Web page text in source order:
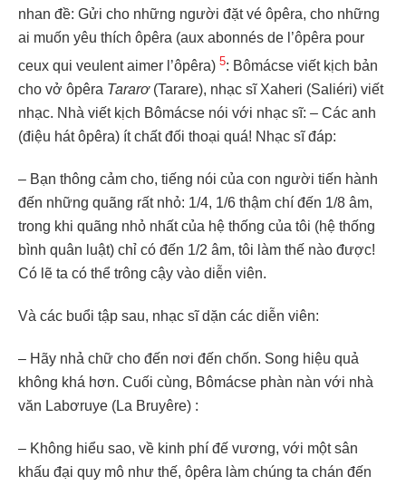
nhan đề: Gửi cho những người đặt vé ôpêra, cho những
ai muốn yêu thích ôpêra (aux abonnés de l’ôpêra pour
ceux qui veulent aimer l’ôpêra) 5: Bômácse viết kịch bản
cho vở ôpêra Tararơ (Tarare), nhạc sĩ Xaheri (Saliéri) viết
nhạc. Nhà viết kịch Bômácse nói với nhạc sĩ: – Các anh
(điệu hát ôpêra) ít chất đối thoại quá! Nhạc sĩ đáp:
– Bạn thông cảm cho, tiếng nói của con người tiến hành
đến những quãng rất nhỏ: 1/4, 1/6 thậm chí đến 1/8 âm,
trong khi quãng nhỏ nhất của hệ thống của tôi (hệ thống
bình quân luật) chỉ có đến 1/2 âm, tôi làm thế nào được!
Có lẽ ta có thể trông cậy vào diễn viên.
Và các buổi tập sau, nhạc sĩ dặn các diễn viên:
– Hãy nhả chữ cho đến nơi đến chốn. Song hiệu quả
không khá hơn. Cuối cùng, Bômácse phàn nàn với nhà
văn Labơruye (La Bruyêre) :
– Không hiểu sao, về kinh phí đế vương, với một sân
khấu đại quy mô như thế, ôpêra làm chúng ta chán đến